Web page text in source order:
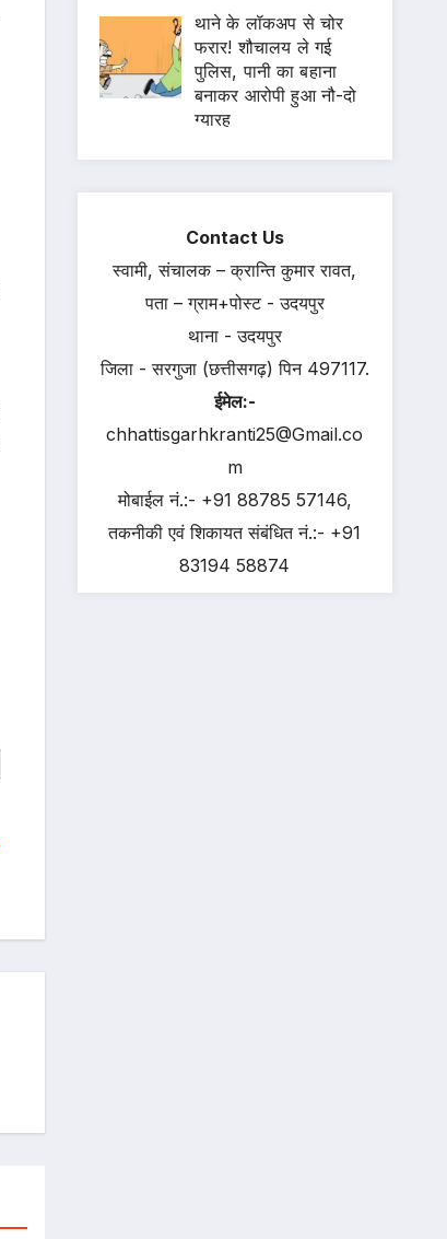
थाने के लॉकअप से चोर
फरार! शौचालय ले गई
पुलिस, पानी का बहाना
बनाकर आरोपी हुआ नौ-दो
ग्यारह
Contact Us
स्वामी, संचालक – क्रान्ति कुमार रावत,
पता – ग्राम+पोस्ट - उदयपुर
थाना - उदयपुर
जिला - सरगुजा (छत्तीसगढ़) पिन 497117.
ईमेल:-
chhattisgarhkranti25@Gmail.co
m
मोबाईल नं.:- +91 88785 57146,
तकनीकी एवं शिकायत संबंधित नं.:- +91
83194 58874